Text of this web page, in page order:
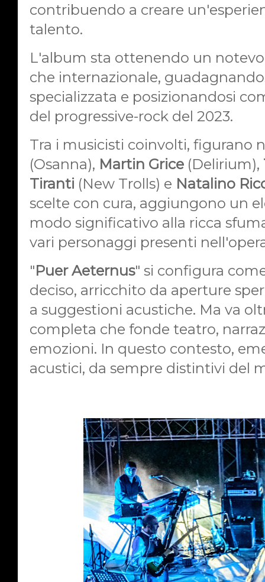
contribuendo a creare
talento.
L'album sta ottenendo un
che internazionale,
specializzata e posizionandosi
del progressive-rock del 2023.
Tra i musicisti coinvolti, figurano
(Osanna), Martin Grice (Delirium),
Tiranti (New Trolls) e Natalino
scelte con cura, aggiungono un
modo significativo alla ricca
vari personaggi presenti
"Puer Aeternus" si configura
deciso, arricchito da aperture
a suggestioni acustiche. Ma va
completa che fonde teatro,
emozioni. In questo contesto,
acustici, da sempre distintivi del